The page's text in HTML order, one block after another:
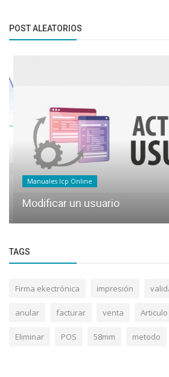
POST ALEATORIOS
Manuales Icp Online
Modificar un usuario
TAGS
Firma ekectrónica impresión
anular facturar venta Articulo
Eliminar POS 58mm metodo